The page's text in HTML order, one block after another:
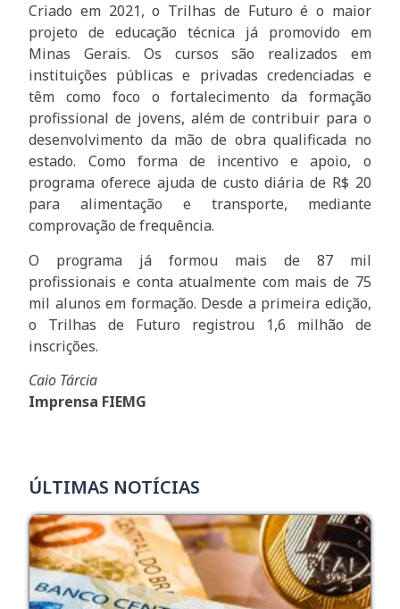
Criado em 2021, o Trilhas de Futuro é o maior
projeto de educação técnica já promovido em
Minas Gerais. Os cursos são realizados em
instituições públicas e privadas credenciadas e
têm como foco o fortalecimento da formação
profissional de jovens, além de contribuir para o
desenvolvimento da mão de obra qualificada no
estado. Como forma de incentivo e apoio, o
programa oferece ajuda de custo diária de R$ 20
para alimentação e transporte, mediante
comprovação de frequência.
O programa já formou mais de 87 mil
profissionais e conta atualmente com mais de 75
mil alunos em formação. Desde a primeira edição,
o Trilhas de Futuro registrou 1,6 milhão de
inscrições.
Caio Tárcia
Imprensa FIEMG
ÚLTIMAS NOTÍCIAS